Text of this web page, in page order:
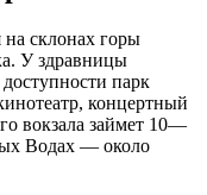
склонах горы
У здравницы
парк
концертный
вокзала займет 10—
Водах — около